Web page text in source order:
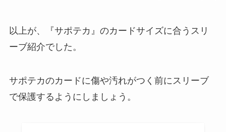
以上が、『サポテカ』のカードサイズに合うスリ
ーブ紹介でした。
サポテカのカードに傷や汚れがつく前にスリーブ
で保護するようにしましょう。